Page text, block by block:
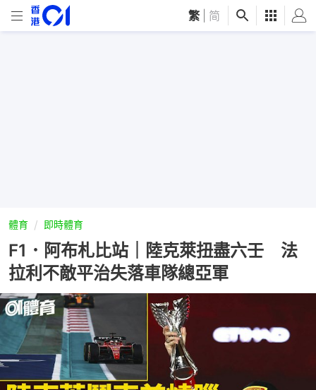
繁 简
體育 即時體育
F1．阿布札比站｜陸克萊扭盡六壬 法
拉利不敵平治失落車隊總亞軍